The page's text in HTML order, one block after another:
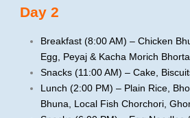
Day 2
Breakfast (8:00 AM) – Chicken
Egg, Peyaj & Kacha Morich
Snacks (11:00 AM) – Cake,
Lunch (2:00 PM) – Plain Rice,
Bhuna, Local Fish Chorchori,